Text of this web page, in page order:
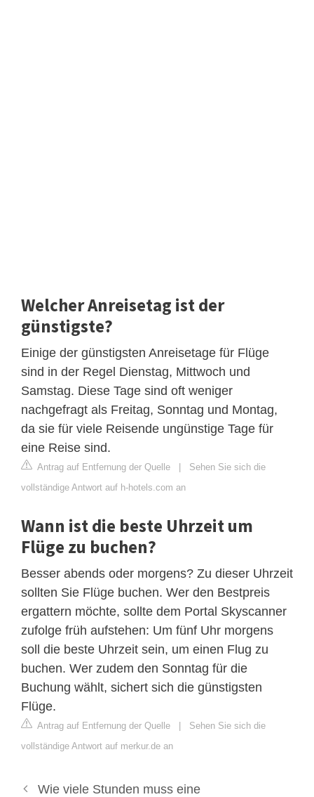
Welcher Anreisetag ist der
günstigste?
Einige der günstigsten Anreisetage für Flüge
sind in der Regel Dienstag, Mittwoch und
Samstag. Diese Tage sind oft weniger
nachgefragt als Freitag, Sonntag und Montag,
da sie für viele Reisende ungünstige Tage für
eine Reise sind.
Antrag auf Entfernung der Quelle | Sehen Sie sich die
vollständige Antwort auf h-hotels.com an
Wann ist die beste Uhrzeit um
Flüge zu buchen?
Besser abends oder morgens? Zu dieser Uhrzeit
sollten Sie Flüge buchen. Wer den Bestpreis
ergattern möchte, sollte dem Portal Skyscanner
zufolge früh aufstehen: Um fünf Uhr morgens
soll die beste Uhrzeit sein, um einen Flug zu
buchen. Wer zudem den Sonntag für die
Buchung wählt, sichert sich die günstigsten
Flüge.
Antrag auf Entfernung der Quelle | Sehen Sie sich die
vollständige Antwort auf merkur.de an
Wie viele Stunden muss eine